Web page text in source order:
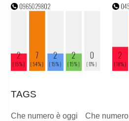
TAGS
Che numero è oggi Che